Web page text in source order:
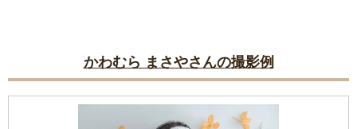
かわむら まさやさんの撮影例